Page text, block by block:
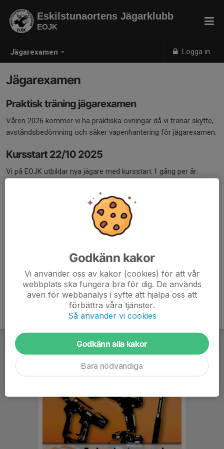
Jägarexamen Logga in
Eskilstunaortens Jägarklubb
EOJK
Jägarexamen
Praktisk träning jägarexamen
Våren 2026 kommer vi ha praktiska övningar då vi tränar skytte,
avståndsbedömning och säker vapenhantering för jägarexamen.
Kursstart 22/10 2025
Vi på EOJK utbildar nya jägare med kursstart 1 gång per år.
Är du intresserad av att ta jägarexamen?
Vi anordnar studiecirkel där upp till 15 framtida jägare studerar
allt från vapen till fågelarter. Kursen börjar mitten av oktober och
avslutas i februari. Mer info här
Jägarexamen 25-26
Hör av er till info@eojk.se om du vill ha specifik information om
jägarexamen eller till Lennart på 070-510 14 67
Godkänn kakor
Vi använder oss av kakor (cookies) för att vår
webbplats ska fungera bra för dig. De används
även för webbanalys i syfte att hjälpa oss att
förbättra våra tjänster.
Så använder vi cookies
Godkänn alla kakor
Bara nödvändiga